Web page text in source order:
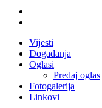
Vijesti
Događanja
Oglasi
Predaj oglas
Fotogalerija
Linkovi